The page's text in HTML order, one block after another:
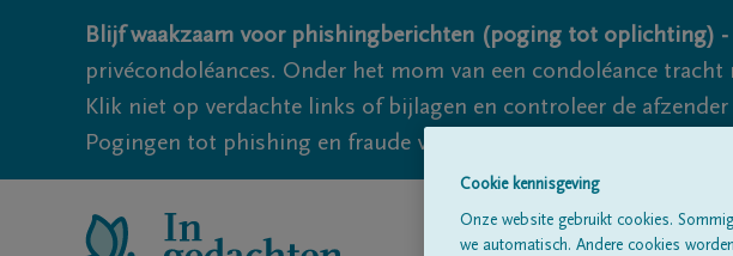
Blijf waakzaam voor phishingberichten (poging tot oplichting) -
privécondoléances. Onder het mom van een condoléance
Klik niet op verdachte links of bijlagen en controleer de
Pogingen tot phishing en fraude vallen echter nooit volledig uit
Cookie kennisgeving
Onze website gebruikt cookies.
we automatisch. Andere cookies